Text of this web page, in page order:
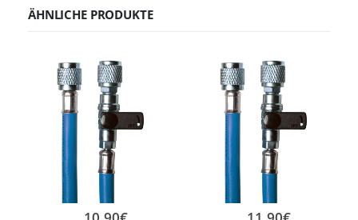
ÄHNLICHE PRODUKTE